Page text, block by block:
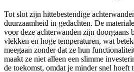
Tot slot zijn hittebestendige
duurzaamheid in gedachten. De
voor deze achterwanden zijn doorgaans
vlekken en hoge temperaturen, wat
meegaan zonder dat ze hun
maakt ze niet alleen een slimme
de toekomst, omdat je minder snel hoeft